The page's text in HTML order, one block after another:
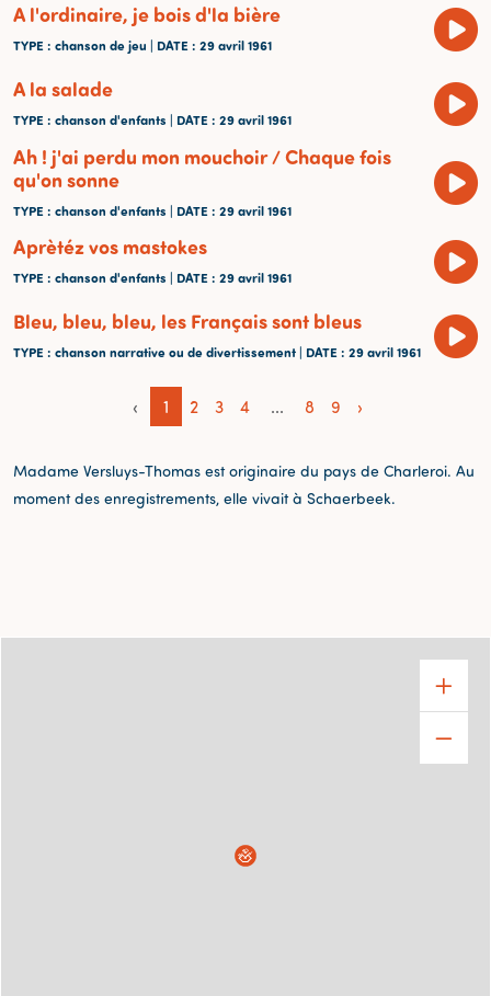
A l'ordinaire, je bois d'la bière
TYPE : chanson de jeu | DATE : 29 avril 1961
A la salade
TYPE : chanson d'enfants | DATE : 29 avril 1961
Ah ! j'ai perdu mon mouchoir / Chaque fois
qu'on sonne
TYPE : chanson d'enfants | DATE : 29 avril 1961
Aprètéz vos mastokes
TYPE : chanson d'enfants | DATE : 29 avril 1961
Bleu, bleu, bleu, les Français sont bleus
TYPE : chanson narrative ou de divertissement | DATE : 29 avril 1961
‹ 1 2 3 4 ... 8 9 ›
Madame Versluys-Thomas est originaire du pays de Charleroi. Au
moment des enregistrements, elle vivait à Schaerbeek.